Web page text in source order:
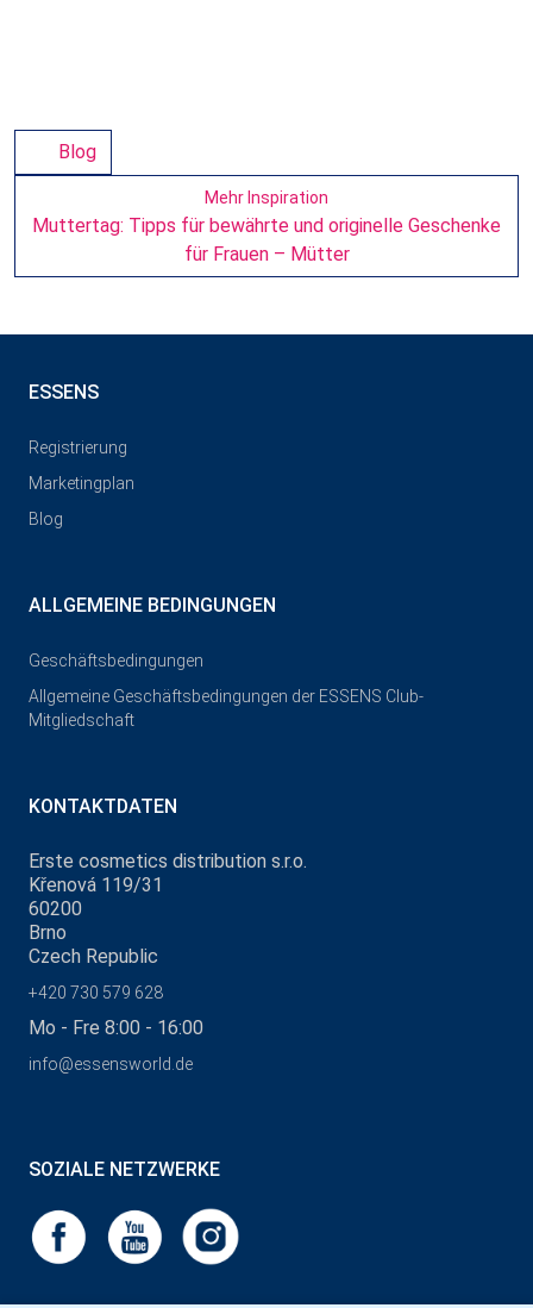
Blog
Mehr Inspiration
Muttertag: Tipps für bewährte und originelle Geschenke
für Frauen – Mütter
ESSENS
Registrierung
Marketingplan
Blog
ALLGEMEINE BEDINGUNGEN
Geschäftsbedingungen
Allgemeine Geschäftsbedingungen der ESSENS Club-
Mitgliedschaft
KONTAKTDATEN
Erste cosmetics distribution s.r.o.
Křenová 119/31
60200
Brno
Czech Republic
+420 730 579 628
Mo - Fre 8:00 - 16:00
info@essensworld.de
SOZIALE NETZWERKE